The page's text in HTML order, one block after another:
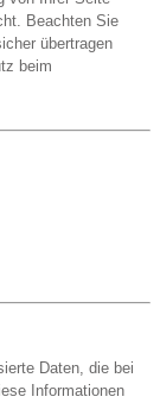
Beachten Sie
übertragen
beim
Daten, die bei
Informationen